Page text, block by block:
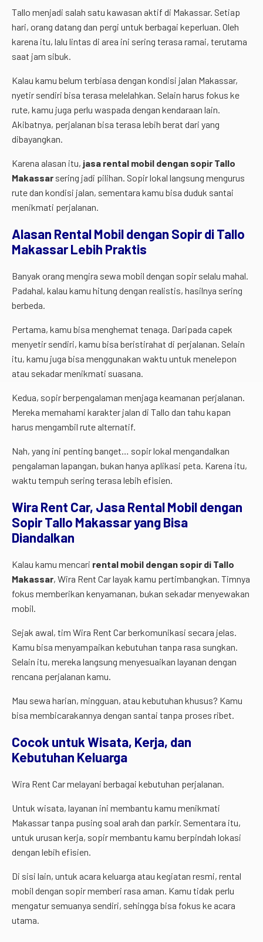
Tallo menjadi salah satu kawasan aktif di Makassar. Setiap
hari, orang datang dan pergi untuk berbagai keperluan. Oleh
karena itu, lalu lintas di area ini sering terasa ramai, terutama
saat jam sibuk.
Kalau kamu belum terbiasa dengan kondisi jalan Makassar,
nyetir sendiri bisa terasa melelahkan. Selain harus fokus ke
rute, kamu juga perlu waspada dengan kendaraan lain.
Akibatnya, perjalanan bisa terasa lebih berat dari yang
dibayangkan.
Karena alasan itu, jasa rental mobil dengan sopir Tallo
Makassar sering jadi pilihan. Sopir lokal langsung mengurus
rute dan kondisi jalan, sementara kamu bisa duduk santai
menikmati perjalanan.
Alasan Rental Mobil dengan Sopir di Tallo
Makassar Lebih Praktis
Banyak orang mengira sewa mobil dengan sopir selalu mahal.
Padahal, kalau kamu hitung dengan realistis, hasilnya sering
berbeda.
Pertama, kamu bisa menghemat tenaga. Daripada capek
menyetir sendiri, kamu bisa beristirahat di perjalanan. Selain
itu, kamu juga bisa menggunakan waktu untuk menelepon
atau sekadar menikmati suasana.
Kedua, sopir berpengalaman menjaga keamanan perjalanan.
Mereka memahami karakter jalan di Tallo dan tahu kapan
harus mengambil rute alternatif.
Nah, yang ini penting banget… sopir lokal mengandalkan
pengalaman lapangan, bukan hanya aplikasi peta. Karena itu,
waktu tempuh sering terasa lebih efisien.
Wira Rent Car, Jasa Rental Mobil dengan
Sopir Tallo Makassar yang Bisa
Diandalkan
Kalau kamu mencari rental mobil dengan sopir di Tallo
Makassar, Wira Rent Car layak kamu pertimbangkan. Timnya
fokus memberikan kenyamanan, bukan sekadar menyewakan
mobil.
Sejak awal, tim Wira Rent Car berkomunikasi secara jelas.
Kamu bisa menyampaikan kebutuhan tanpa rasa sungkan.
Selain itu, mereka langsung menyesuaikan layanan dengan
rencana perjalanan kamu.
Mau sewa harian, mingguan, atau kebutuhan khusus? Kamu
bisa membicarakannya dengan santai tanpa proses ribet.
Cocok untuk Wisata, Kerja, dan
Kebutuhan Keluarga
Wira Rent Car melayani berbagai kebutuhan perjalanan.
Untuk wisata, layanan ini membantu kamu menikmati
Makassar tanpa pusing soal arah dan parkir. Sementara itu,
untuk urusan kerja, sopir membantu kamu berpindah lokasi
dengan lebih efisien.
Di sisi lain, untuk acara keluarga atau kegiatan resmi, rental
mobil dengan sopir memberi rasa aman. Kamu tidak perlu
mengatur semuanya sendiri, sehingga bisa fokus ke acara
utama.